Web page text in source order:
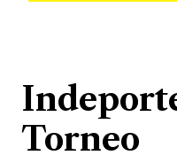
Torneo